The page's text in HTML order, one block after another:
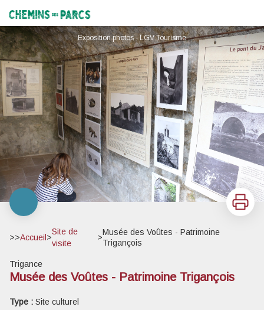
Chemins des Parcs
Exposition photos - LGV Tourisme
Imprimer
>>Accueil >
Site de
visite
>
Musée des Voûtes - Patrimoine
Trigançois
Trigance
Musée des Voûtes - Patrimoine Trigançois
Type : Site culturel